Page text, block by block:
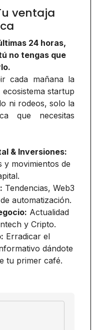
ventaja
24 horas,
no tengas que
cada mañana la
startup
ni rodeos, solo la
que necesitas
& Inversiones:
y movimientos de
Tendencias, Web3
automatización.
Actualidad
y Cripto.
Erradicar el
dándote
tu primer café.